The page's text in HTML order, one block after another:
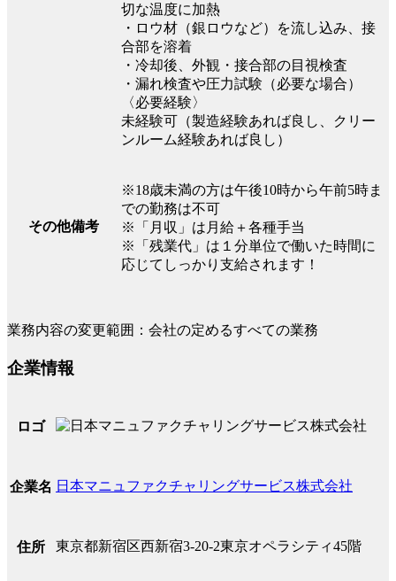
切な温度に加熱
・ロウ材（銀ロウなど）を流し込み、接
合部を溶着
・冷却後、外観・接合部の目視検査
・漏れ検査や圧力試験（必要な場合）
〈必要経験〉
未経験可（製造経験あれば良し、クリー
ンルーム経験あれば良し）
その他備考
※18歳未満の方は午後10時から午前5時ま
での勤務は不可
※「月収」は月給＋各種手当
※「残業代」は１分単位で働いた時間に
応じてしっかり支給されます！
業務内容の変更範囲：会社の定めるすべての業務
企業情報
ロゴ
企業名 日本マニュファクチャリングサービス株式会社
住所 東京都新宿区西新宿3-20-2東京オペラシティ45階